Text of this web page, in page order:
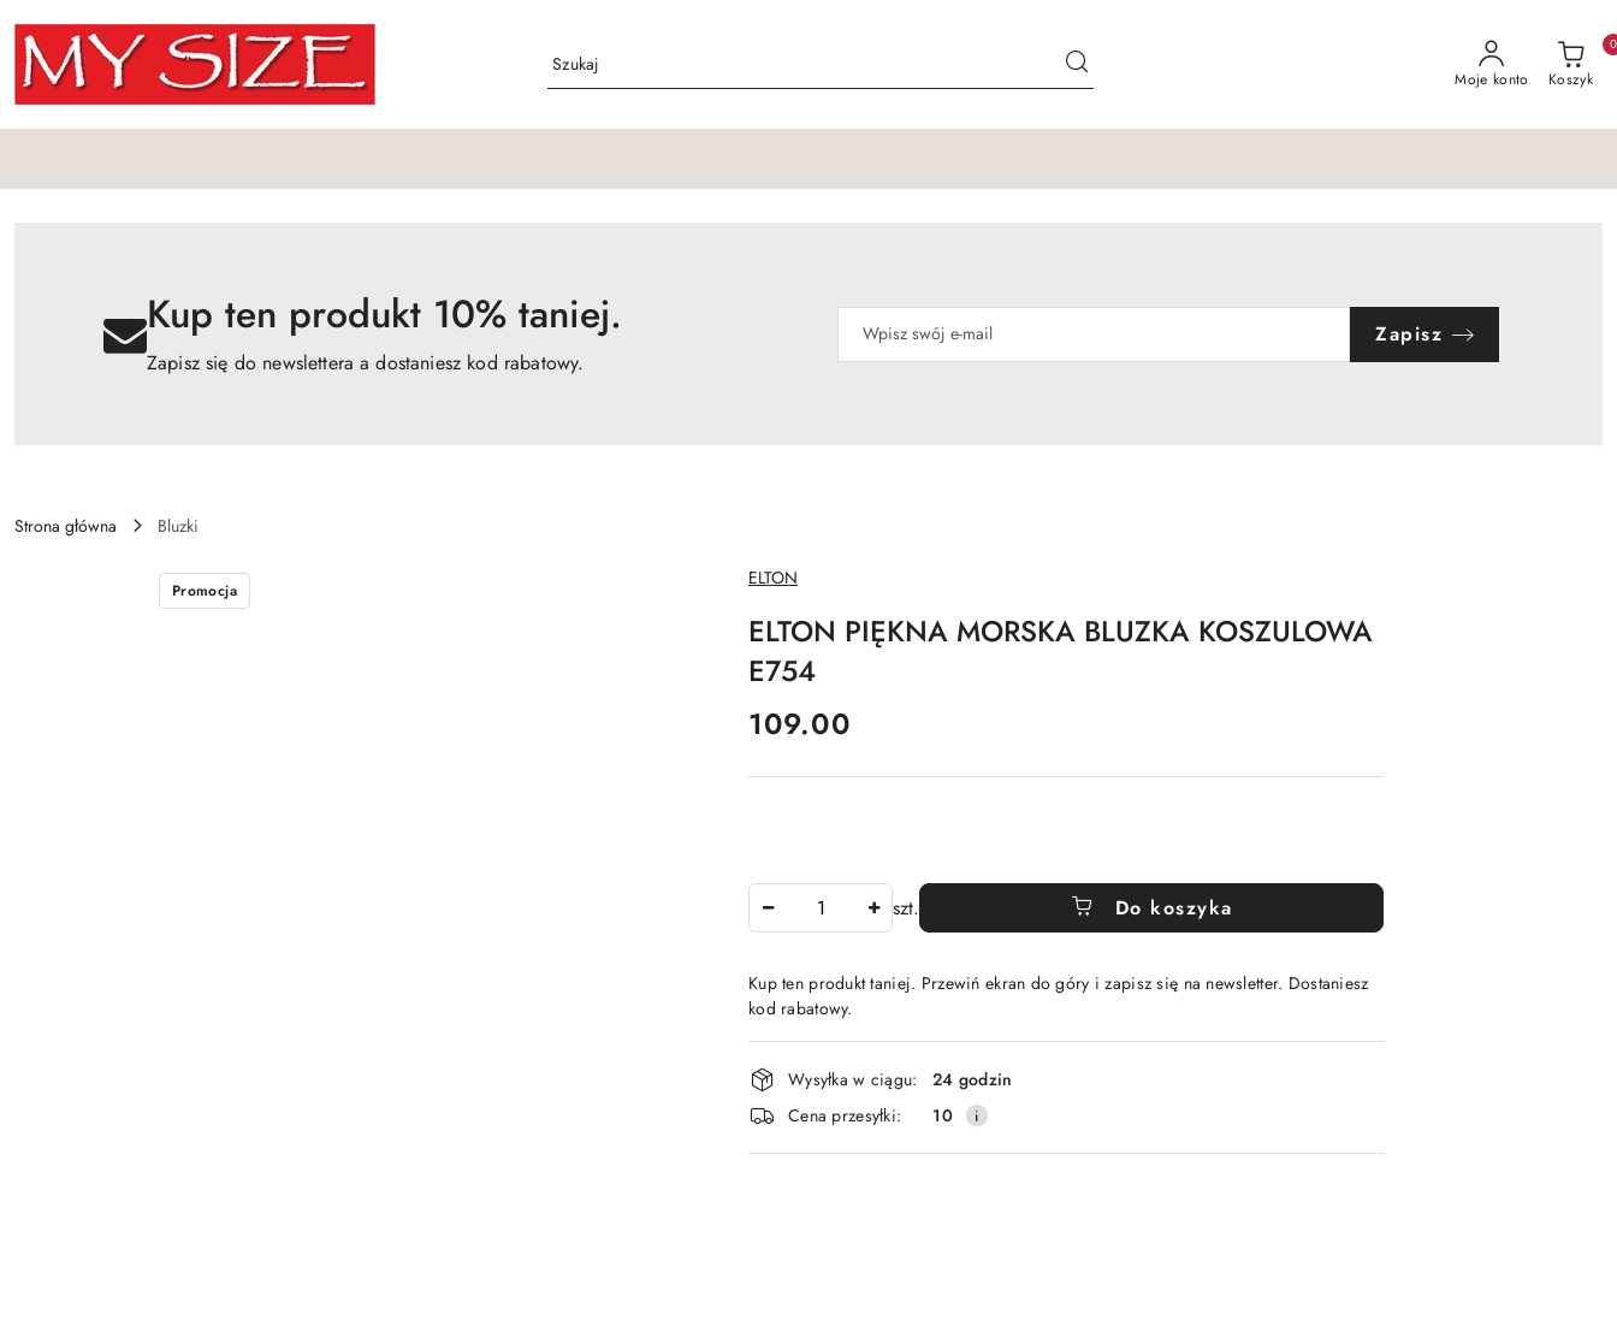
Przejdź do treści głównej
Przejdź do wyszukiwarki
Przejdź do moje konto
Przejdź do menu głównego
Przejdź do opisu produktu
Przejdź do stopki
Moje konto Koszyk
0
Kup ten produkt 10% taniej.
Zapisz się do newslettera a dostaniesz kod rabatowy.
Zapisz
Strona główna Bluzki
Promocja
NAZWA
PRODUCENTA:
ELTON
ELTON PIĘKNA MORSKA BLUZKA KOSZULOWA
E754
cena:
109.00
szt. Do koszyka
Kup ten produkt taniej. Przewiń ekran do góry i zapisz się na newsletter. Dostaniesz
kod rabatowy.
Dostępność
i
dostawa
Wysyłka w ciągu:
24 godzin
Cena przesyłki:
10